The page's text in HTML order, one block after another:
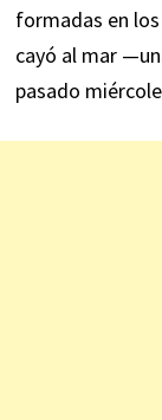
formadas en
cayó al mar
pasado